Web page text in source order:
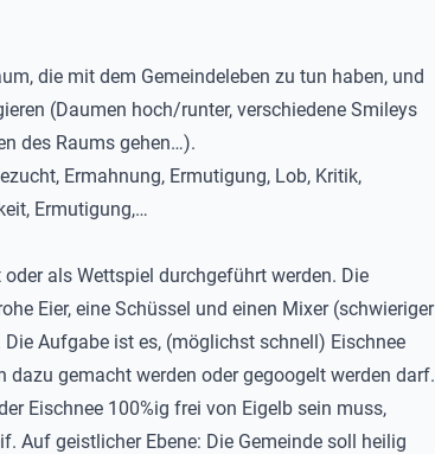
die mit dem Gemeindeleben zu tun haben, und
(Daumen hoch/runter, verschiedene Smileys
des Raums gehen…).
Ermahnung, Ermutigung, Lob, Kritik,
Ermutigung,…
als Wettspiel durchgeführt werden. Die
Eier, eine Schüssel und einen Mixer (schwieriger
Aufgabe ist es, (möglichst schnell) Eischnee
dazu gemacht werden oder gegoogelt werden darf.
Eischnee 100%ig frei von Eigelb sein muss,
Auf geistlicher Ebene: Die Gemeinde soll heilig